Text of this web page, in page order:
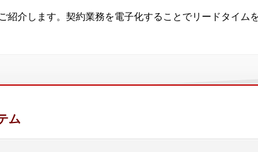
紹介します。契約業務を電子化することでリードタイム
ム